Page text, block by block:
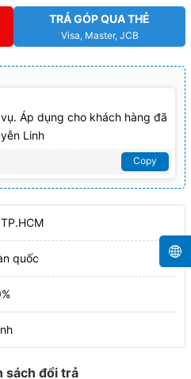
TRẢ GÓP QUA THẺ
Visa, Master, JCB
Áp dụng cho khách hàng đã
Linh
Copy
quốc
sách đổi trả